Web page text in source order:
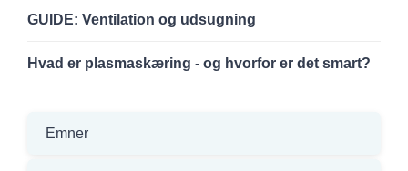
GUIDE: Ventilation og udsugning
Hvad er plasmaskæring - og hvorfor er det smart?
Emner